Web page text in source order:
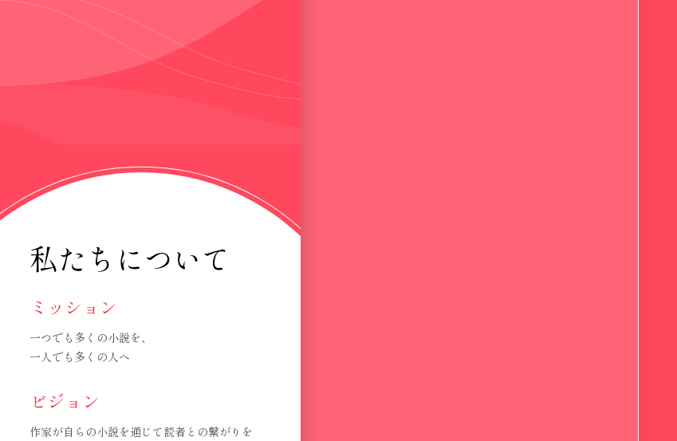
私たちについて
ミッション
一つでも多くの小説を、
一人でも多くの人へ
ビジョン
作家が自らの小説を通じて読者との繋がりを